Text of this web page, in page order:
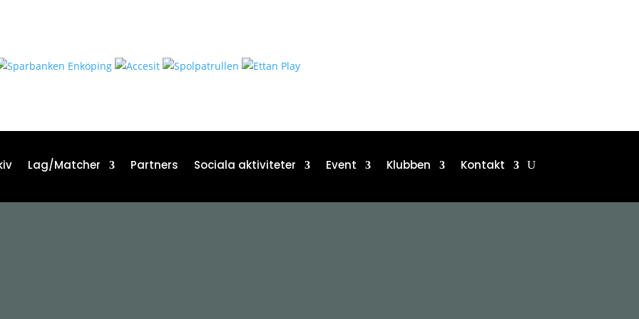
Lag/Matcher Partners Sociala aktiviteter Event Klubben Kontakt